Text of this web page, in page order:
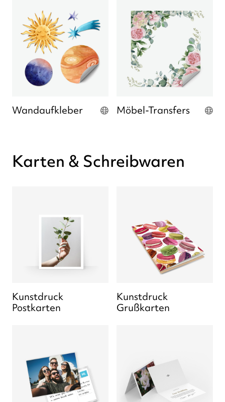
Wandaufkleber Möbel-Transfers
Karten & Schreibwaren
Kunstdruck
Postkarten
Kunstdruck
Grußkarten